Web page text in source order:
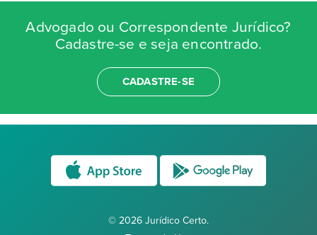
Advogado ou Correspondente Jurídico?
Cadastre-se e seja encontrado.
CADASTRE-SE
© 2026 Jurídico Certo.